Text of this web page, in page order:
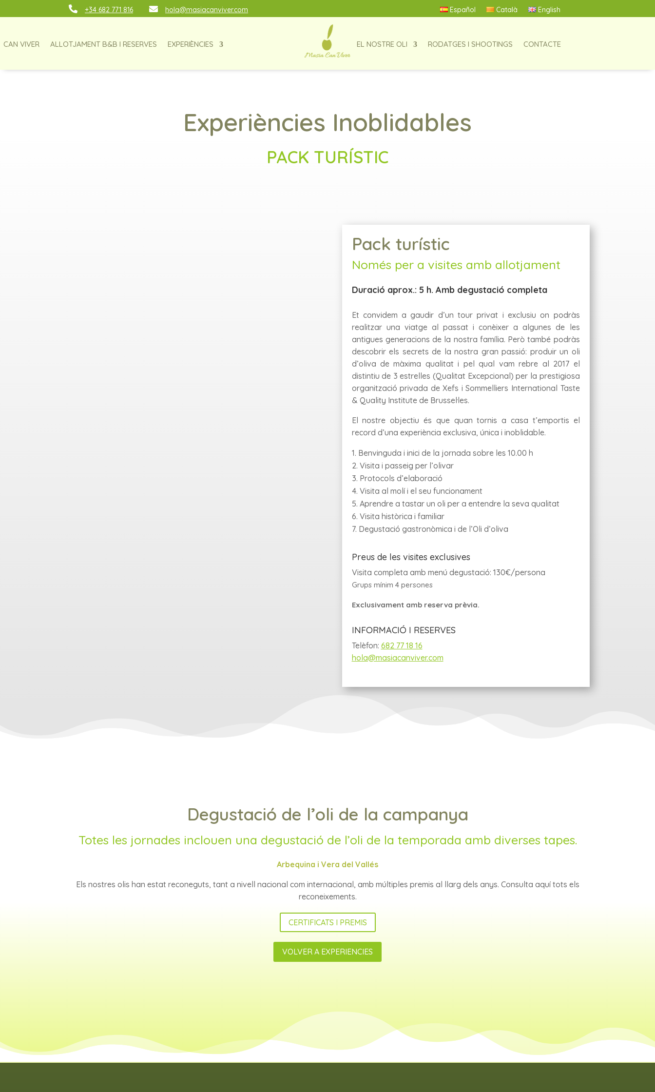
 +34 682 771 816  hola@masiacanviver.com Español Català English
CAN VIVER ALLOTJAMENT B&B I RESERVES EXPERIÈNCIES EL NOSTRE OLI RODATGES I SHOOTINGS CONTACTE
Experiències Inoblidables
PACK TURÍSTIC
Pack turístic
Només per a visites amb allotjament
Duració aprox.: 5 h. Amb degustació completa
Et convidem a gaudir d’un tour privat i exclusiu on podràs
realitzar una viatge al passat i conèixer a algunes de les
antigues generacions de la nostra família. Però també podràs
descobrir els secrets de la nostra gran passió: produir un oli
d’oliva de màxima qualitat i pel qual vam rebre al 2017 el
distintiu de 3 estrelles (Qualitat Excepcional) per la prestigiosa
organització privada de Xefs i Sommelliers International Taste
& Quality Institute de Brussel·les.
El nostre objectiu és que quan tornis a casa t’emportis el
record d’una experiència exclusiva, única i inoblidable.
Benvinguda i inici de la jornada sobre les 10.00 h
Visita i passeig per l’olivar
Protocols d’elaboració
Visita al molí i el seu funcionament
Aprendre a tastar un oli per a entendre la seva qualitat
Visita històrica i familiar
Degustació gastronòmica i de l’Oli d’oliva
Preus de les visites exclusives
Visita completa amb menú degustació: 130€/persona
Grups mínim 4 persones
Exclusivament amb reserva prèvia.
INFORMACIÓ I RESERVES
Telèfon: 682 77 18 16
hola@masiacanviver.com
Degustació de l’oli de la campanya
Totes les jornades inclouen una degustació de l’oli de la temporada amb diverses tapes.
Arbequina i Vera del Vallés
Els nostres olis han estat reconeguts, tant a nivell nacional com internacional, amb múltiples premis al llarg dels anys. Consulta aquí tots els
reconeixements.
CERTIFICATS I PREMIS
VOLVER A EXPERIENCIES